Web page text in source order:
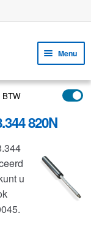
Menu
BTW
820N
u